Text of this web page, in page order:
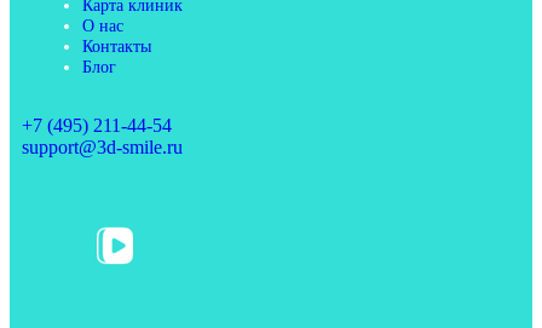
Карта клиник
О нас
Контакты
Блог
+7 (495) 211-44-54
support@3d-smile.ru